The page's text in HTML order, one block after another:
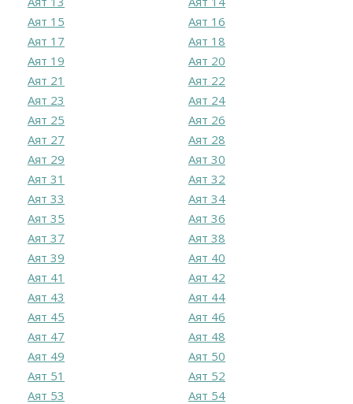
Аят 15
Аят 16
Аят 17
Аят 18
Аят 19
Аят 20
Аят 21
Аят 22
Аят 23
Аят 24
Аят 25
Аят 26
Аят 27
Аят 28
Аят 29
Аят 30
Аят 31
Аят 32
Аят 33
Аят 34
Аят 35
Аят 36
Аят 37
Аят 38
Аят 39
Аят 40
Аят 41
Аят 42
Аят 43
Аят 44
Аят 45
Аят 46
Аят 47
Аят 48
Аят 49
Аят 50
Аят 51
Аят 52
Аят 53
Аят 54